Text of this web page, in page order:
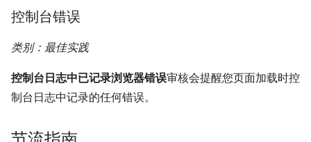
控制台错误
类别：最佳实践
控制台日志中已记录浏览器错误审核会提醒您页面加载时控
制台日志中记录的任何错误。